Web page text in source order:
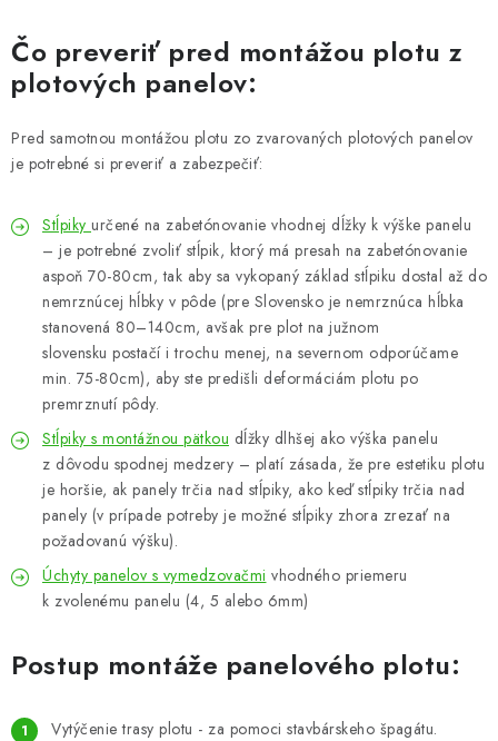
Čo preveriť pred montážou plotu z
plotových panelov:
Pred samotnou montážou plotu zo zvarovaných plotových panelov
je potrebné si preveriť a zabezpečiť:
Stĺpiky určené na zabetónovanie vhodnej dĺžky k výške panelu
– je potrebné zvoliť stĺpik, ktorý má presah na zabetónovanie
aspoň 70-80cm, tak aby sa vykopaný základ stĺpiku dostal až do
nemrznúcej hĺbky v pôde (pre Slovensko je nemrznúca hĺbka
stanovená 80–140cm, avšak pre plot na južnom
slovensku postačí i trochu menej, na severnom odporúčame
min. 75-80cm), aby ste predišli deformáciám plotu po
premrznutí pôdy.
Stĺpiky s montážnou pätkou dĺžky dlhšej ako výška panelu
z dôvodu spodnej medzery – platí zásada, že pre estetiku plotu
je horšie, ak panely trčia nad stĺpiky, ako keď stĺpiky trčia nad
panely (v prípade potreby je možné stĺpiky zhora zrezať na
požadovanú výšku).
Úchyty panelov s vymedzovačmi vhodného priemeru
k zvolenému panelu (4, 5 alebo 6mm)
Postup montáže panelového plotu:
Vytýčenie trasy plotu - za pomoci stavbárskeho špagátu.